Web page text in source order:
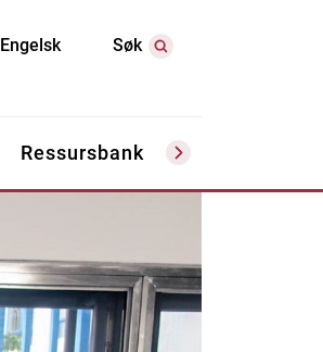
Engelsk Søk
Ressursbank